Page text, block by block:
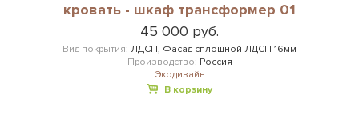
кровать - шкаф трансформер 01
45 000 руб.
Вид покрытия: ЛДСП, Фасад сплошной ЛДСП 16мм
Производство: Россия
Экодизайн
В корзину